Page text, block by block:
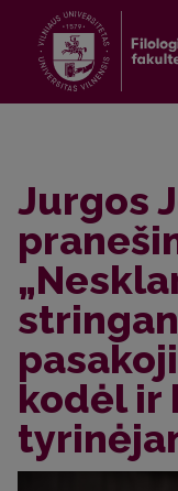
Jurgos
kodėl ir